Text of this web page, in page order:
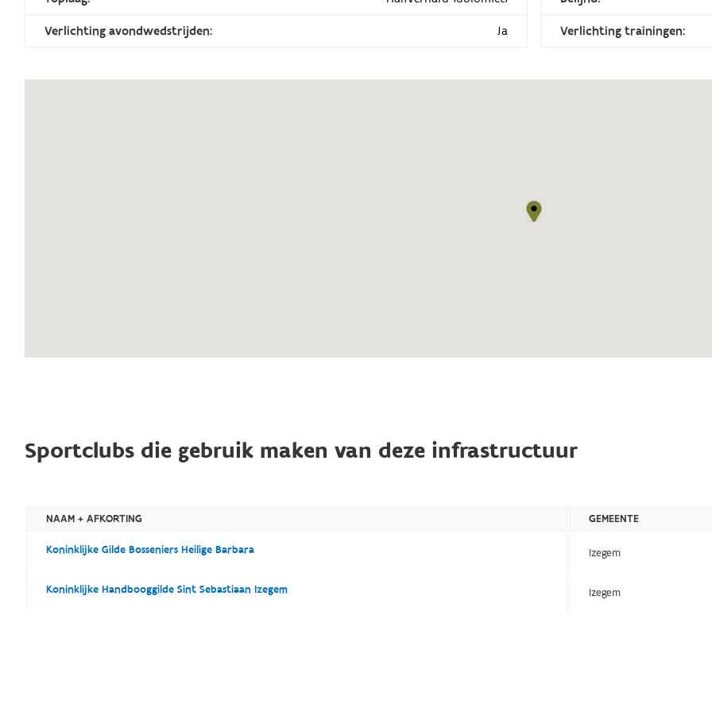
Verlichting avondwedstrijden: Ja Verlichting trainingen:
Sportclubs die gebruik maken van deze infrastructuur
NAAM + AFKORTING GEMEENTE
Koninklijke Gilde Bosseniers Heilige Barbara Izegem
Koninklijke Handbooggilde Sint Sebastiaan Izegem Izegem